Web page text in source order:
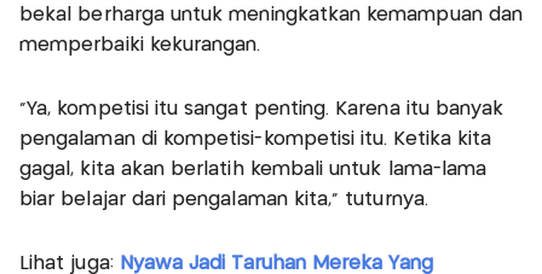
bekal berharga untuk meningkatkan kemampuan dan
memperbaiki kekurangan.
"Ya, kompetisi itu sangat penting. Karena itu banyak
pengalaman di kompetisi-kompetisi itu. Ketika kita
gagal, kita akan berlatih kembali untuk lama-lama
biar belajar dari pengalaman kita," tuturnya.
Lihat juga: Nyawa Jadi Taruhan Mereka Yang